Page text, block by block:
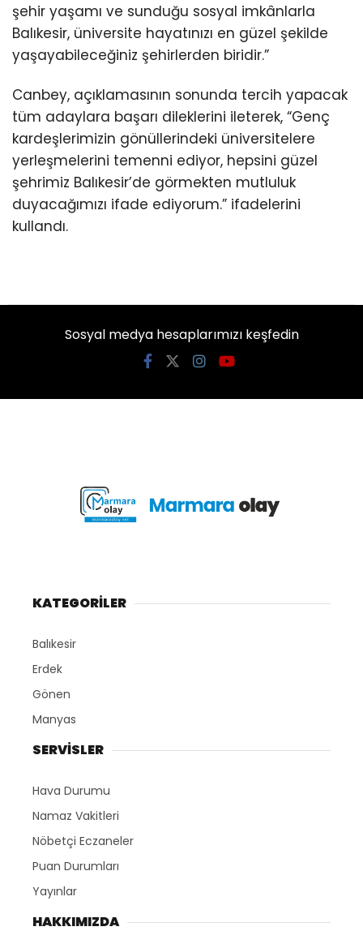
şehir yaşamı ve sunduğu sosyal imkânlarla
Balıkesir, üniversite hayatınızı en güzel şekilde
yaşayabileceğiniz şehirlerden biridir.”
Canbey, açıklamasının sonunda tercih yapacak
tüm adaylara başarı dileklerini ileterek, “Genç
kardeşlerimizin gönüllerindeki üniversitelere
yerleşmelerini temenni ediyor, hepsini güzel
şehrimiz Balıkesir’de görmekten mutluluk
duyacağımızı ifade ediyorum.” ifadelerini
kullandı.
Sosyal medya hesaplarımızı keşfedin
KATEGORİLER
Balıkesir
Erdek
Gönen
Manyas
SERVİSLER
Hava Durumu
Namaz Vakitleri
Nöbetçi Eczaneler
Puan Durumları
Yayınlar
HAKKIMIZDA